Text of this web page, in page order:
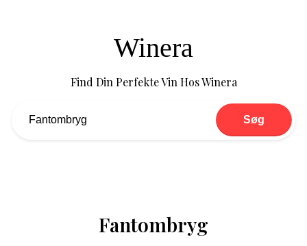
Winera
Find Din Perfekte Vin Hos Winera
Søg
Fantombryg